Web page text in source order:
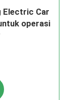
Electric Car
operasi